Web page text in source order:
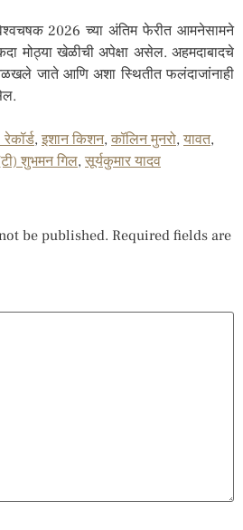
2026 च्या अंतिम फेरीत आमनेसामने
मोठ्या खेळीची अपेक्षा असेल. अहमदाबादचे
जाते आणि अशा स्थितीत फलंदाजांनाही
, इशान किशन, कॉलिन मुनरो, यावत,
शुभमन गिल, सूर्यकुमार यादव
be published. Required fields are